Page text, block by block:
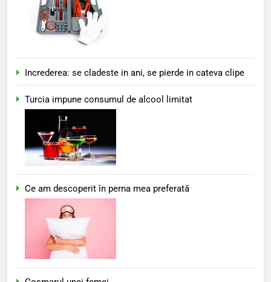
Increderea: se cladeste in ani, se pierde in cateva clipe
Turcia impune consumul de alcool limitat
Ce am descoperit în perna mea preferată